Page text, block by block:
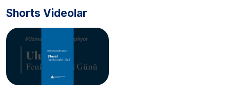
Shorts Videolar